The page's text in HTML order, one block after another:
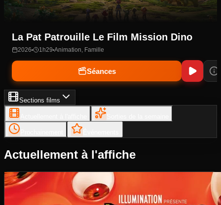
L Odyssee
2026 2h52 Action, Fantastique
Séances
Sections films
Actuellement à l'affiche